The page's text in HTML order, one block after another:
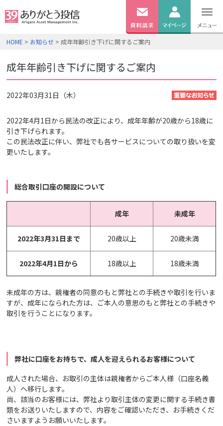
無料資料
HOME > お知らせ > 成年年齢引き下げに関するご案内
成年年齢引き下げに関するご案内
2022年03月31日（木）
2022年4月1日から民法の改正により、成年年齢が20歳から18歳に
引き下げられます。
この民法改正に伴い、弊社でも各サービスについての取り扱いを変
更いたします。
総合取引口座の開設について
成年 未成年
2022年3月31日まで 20歳以上 20歳未満
2022年4月1日から 18歳以上 18歳未満
未成年の方は、親権者の同意のもと弊社との手続きや取引を行いま
すが、成年になられた方は、ご本人の意思のもと弊社との手続きや
取引を行うことになります。
弊社に口座をお持ちで、成人を迎えられるお客様について
成人された場合、お取引の主体は親権者からご本人様（口座名義
人）へ移行します。
尚、該当のお客様には、弊社より取引主体の変更に関する手続き書
類をお送りいたしますので、内容をご確認いただき、お手続きくだ
さいますようお願いいたします。